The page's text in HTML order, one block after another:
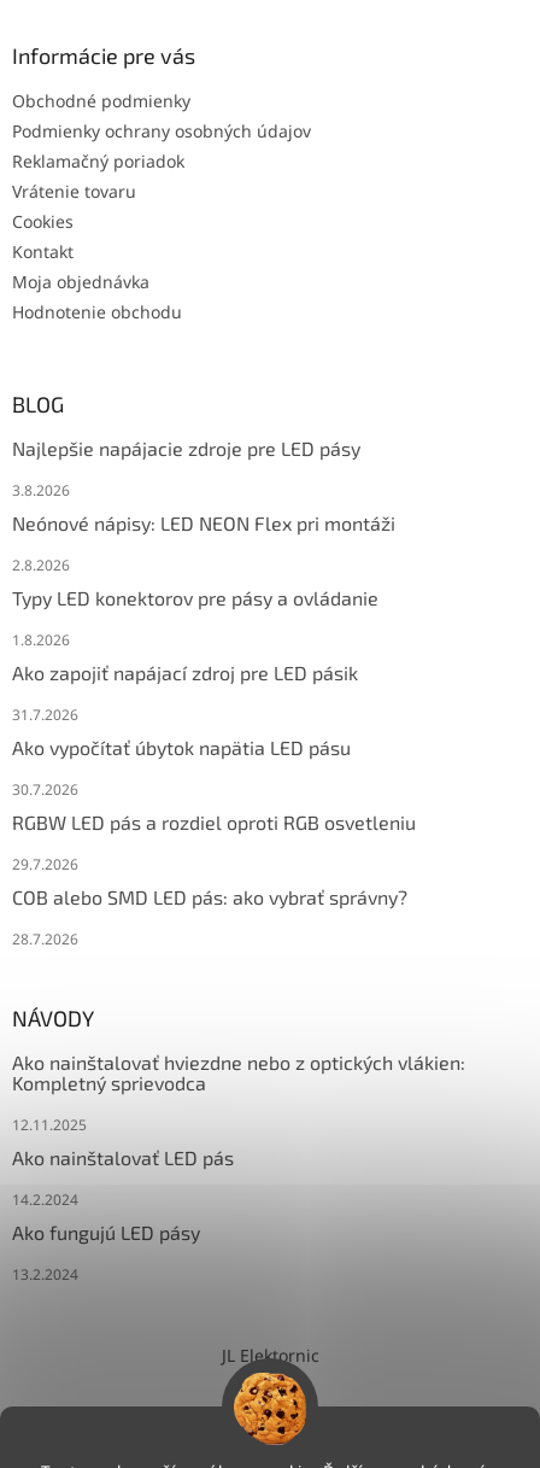
Informácie pre vás
Obchodné podmienky
Podmienky ochrany osobných údajov
Reklamačný poriadok
Vrátenie tovaru
Cookies
Kontakt
Moja objednávka
Hodnotenie obchodu
BLOG
Najlepšie napájacie zdroje pre LED pásy
3.8.2026
Neónové nápisy: LED NEON Flex pri montáži
2.8.2026
Typy LED konektorov pre pásy a ovládanie
1.8.2026
Ako zapojiť napájací zdroj pre LED pásik
31.7.2026
Ako vypočítať úbytok napätia LED pásu
30.7.2026
RGBW LED pás a rozdiel oproti RGB osvetleniu
29.7.2026
COB alebo SMD LED pás: ako vybrať správny?
28.7.2026
NÁVODY
Ako nainštalovať hviezdne nebo z optických vlákien:
Kompletný sprievodca
12.11.2025
Ako nainštalovať LED pás
14.2.2024
Ako fungujú LED pásy
13.2.2024
JL Elektornic